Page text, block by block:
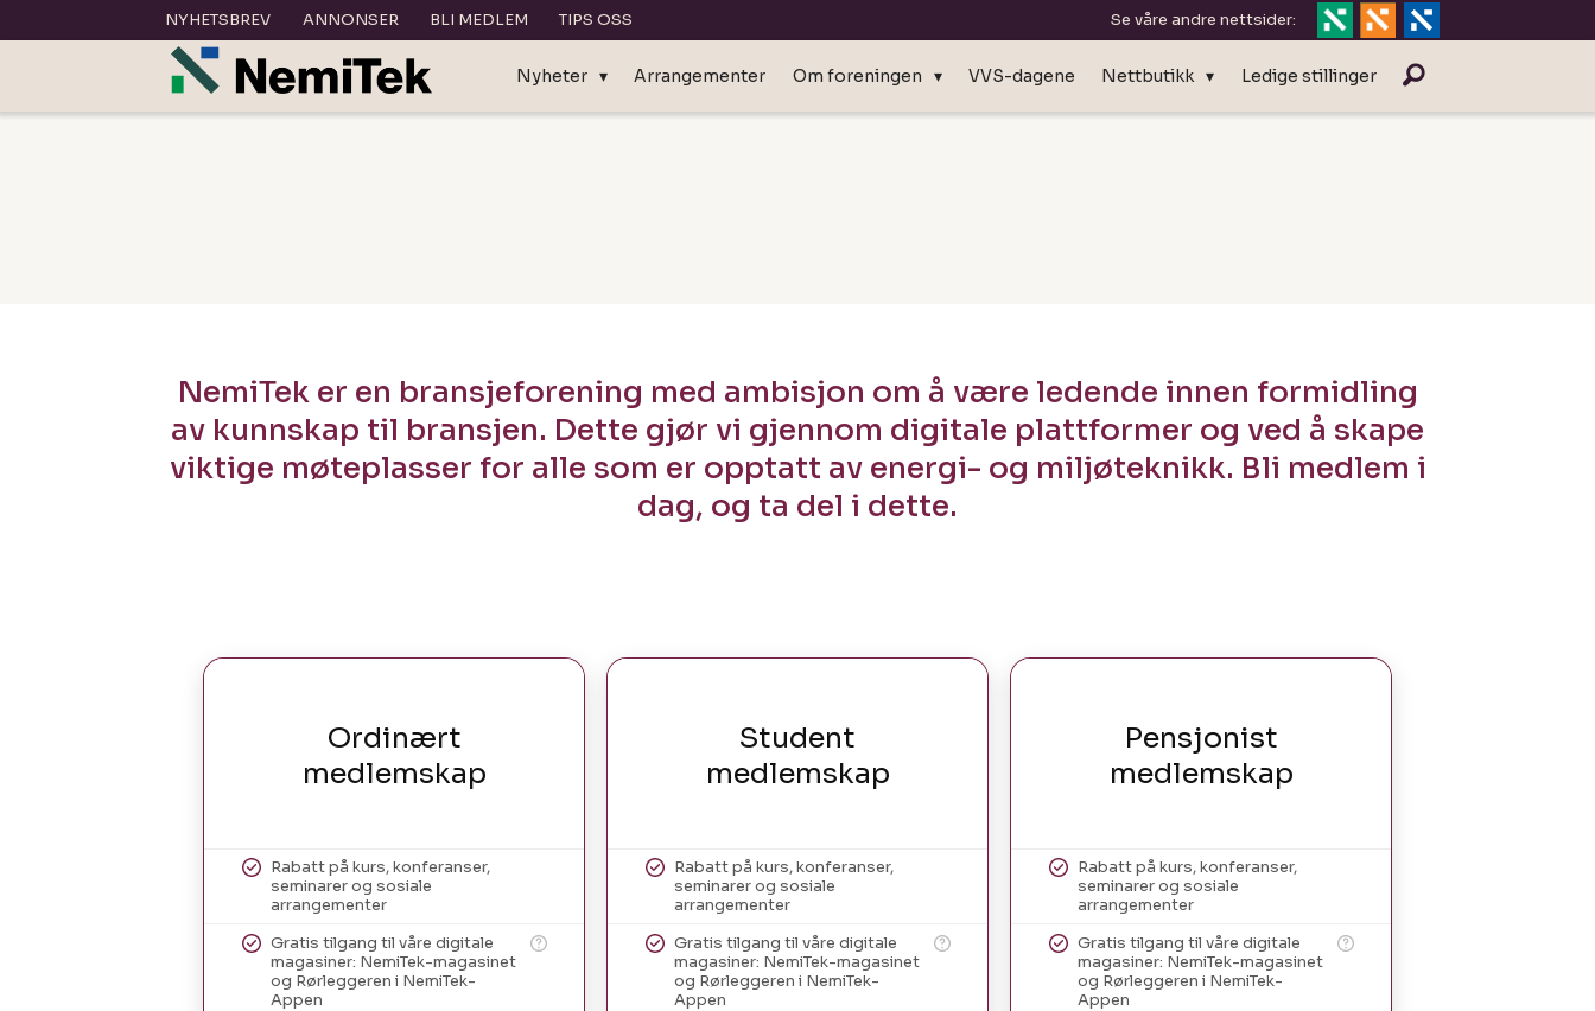
NYHETSBREV ANNONSER BLI MEDLEM TIPS OSS Se våre andre nettsider:
Nyheter Arrangementer Om foreningen VVS-dagene Nettbutikk Ledige stillinger
nemitek.no
NemiTek er en bransjeforening med ambisjon om å være ledende innen formidling
av kunnskap til bransjen. Dette gjør vi gjennom digitale plattformer og ved å skape
viktige møteplasser for alle som er opptatt av energi- og miljøteknikk. Bli medlem i
dag, og ta del i dette.
Ordinært
medlemskap
Rabatt på kurs, konferanser,
seminarer og sosiale
arrangementer
Gratis tilgang til våre digitale
magasiner: NemiTek-magasinet
og Rørleggeren i NemiTek-
Appen
Student
medlemskap
Rabatt på kurs, konferanser,
seminarer og sosiale
arrangementer
Gratis tilgang til våre digitale
magasiner: NemiTek-magasinet
og Rørleggeren i NemiTek-
Appen
Pensjonist
medlemskap
Rabatt på kurs, konferanser,
seminarer og sosiale
arrangementer
Gratis tilgang til våre digitale
magasiner: NemiTek-magasinet
og Rørleggeren i NemiTek-
Appen